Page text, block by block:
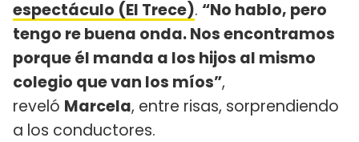
espectáculo (El Trece). “No hablo, pero
tengo re buena onda. Nos encontramos
porque él manda a los hijos al mismo
colegio que van los míos”,
reveló Marcela, entre risas, sorprendiendo
a los conductores.